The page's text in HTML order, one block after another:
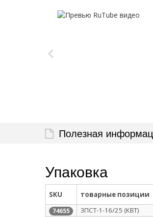
Полезная
Упаковка
SKU товарные позиции
74655 3ПСТ-1-16/25 (КВТ)